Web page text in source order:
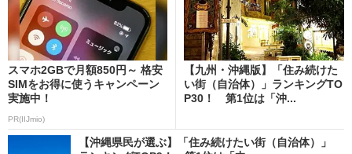
スマホ2GBで月額850円～ 格安
SIMをお得に使うキャンペーン
実施中！
PR(IIJmio)
【九州・沖縄版】「住み続けた
い街（自治体）」ランキングTO
P30！ 第1位は「沖...
【沖縄県民が選ぶ】「住み続けたい街（自治体）」